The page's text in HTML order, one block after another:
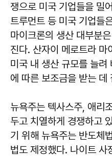
쟁으로 미국 기업들을 밀
트루먼트 등 미국 기업들
마이크론의 생산 대부분
진다. 산자이 메로트라
미국 내 생산 규모를 늘려
에 따른 보조금을 받는 데
뉴욕주는 텍사스주, 애리
두고 치열하게 경쟁하고
기 위해 뉴욕주는 반도체
법도 제정했다. 나이트 사